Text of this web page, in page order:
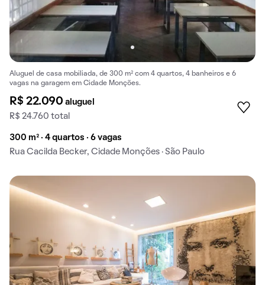
Aluguel de casa mobiliada, de 300 m² com 4 quartos, 4 banheiros e 6
vagas na garagem em Cidade Monções.
R$ 22.090aluguel
R$ 24.760 total
300 m² · 4 quartos · 6 vagas
Rua Cacilda Becker, Cidade Monções · São Paulo